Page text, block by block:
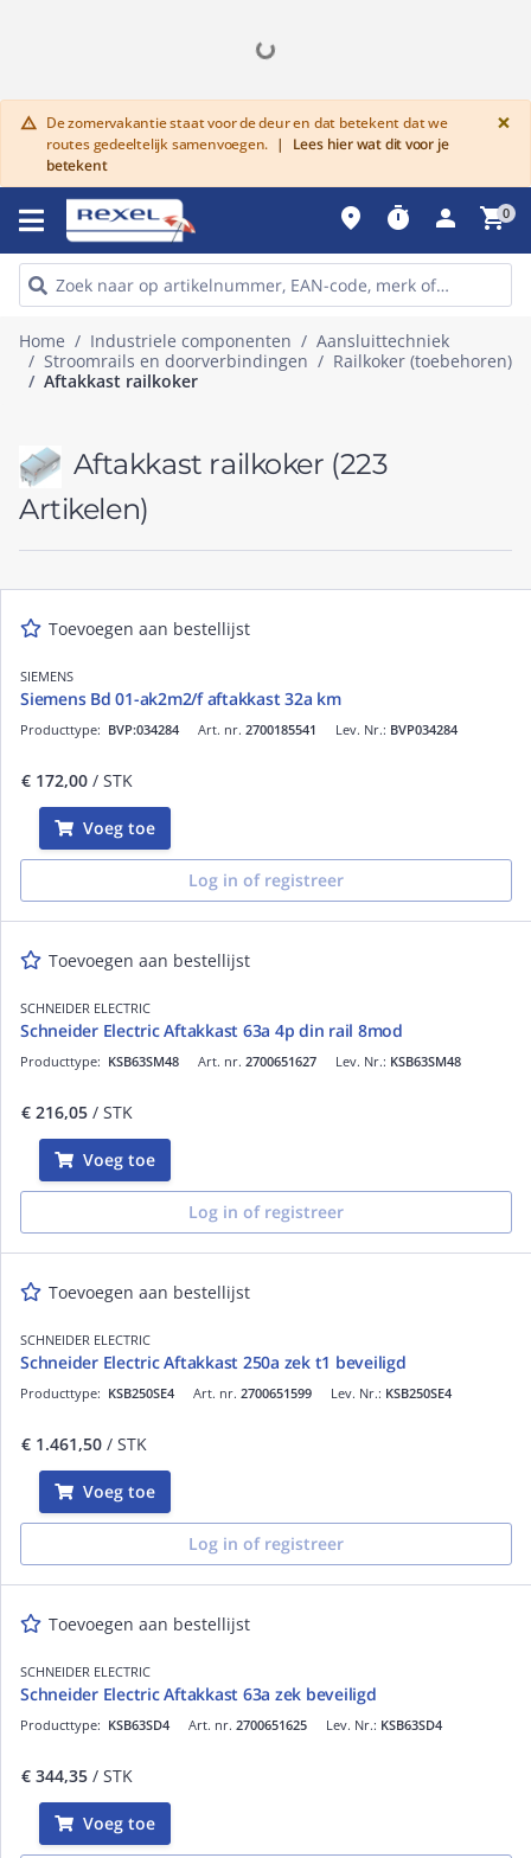
warning De zomervakantie staat voor de deur en dat betekent dat we
routes gedeeltelijk samenvoegen. |
Lees hier wat dit voor je
betekent
×
place timer person shopping_cart0
Home Industriele componenten
Aansluittechniek
Stroomrails en doorverbindingen
Railkoker (toebehoren)
Aftakkast railkoker
Aftakkast railkoker (223
Artikelen)
Toevoegen aan bestellijst
SIEMENS
Siemens Bd 01-ak2m2/f aftakkast 32a km
Art. nr. 2700185541
Producttype: BVP:034284 Lev. Nr.: BVP034284
€ 172,00 / STK
Voeg toe
Log in of registreer
Toevoegen aan bestellijst
SCHNEIDER ELECTRIC
Schneider Electric Aftakkast 63a 4p din rail 8mod
Art. nr. 2700651627
Producttype: KSB63SM48 Lev. Nr.: KSB63SM48
€ 216,05 / STK
Voeg toe
Log in of registreer
Toevoegen aan bestellijst
SCHNEIDER ELECTRIC
Schneider Electric Aftakkast 250a zek t1 beveiligd
Art. nr. 2700651599
Producttype: KSB250SE4 Lev. Nr.: KSB250SE4
€ 1.461,50 / STK
Voeg toe
Log in of registreer
Toevoegen aan bestellijst
SCHNEIDER ELECTRIC
Schneider Electric Aftakkast 63a zek beveiligd
Art. nr. 2700651625
Producttype: KSB63SD4 Lev. Nr.: KSB63SD4
€ 344,35 / STK
Voeg toe